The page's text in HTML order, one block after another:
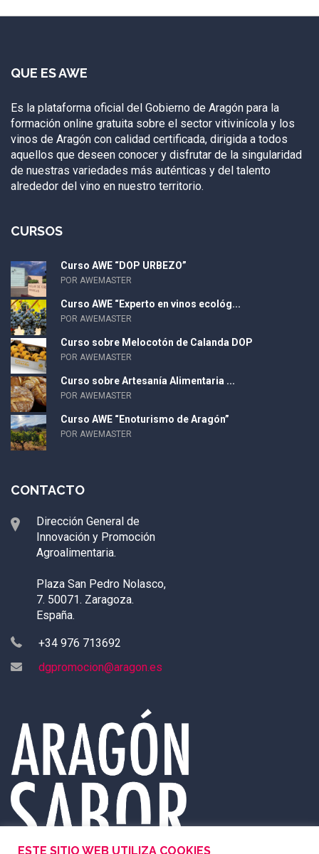
QUE ES AWE
Es la plataforma oficial del Gobierno de Aragón para la
formación online gratuita sobre el sector vitivinícola y los
vinos de Aragón con calidad certificada, dirigida a todos
aquellos que deseen conocer y disfrutar de la singularidad
de nuestras variedades más auténticas y del talento
alrededor del vino en nuestro territorio.
CURSOS
Curso AWE “DOP URBEZO”
POR AWEMASTER
Curso AWE “Experto en vinos ecológ...
POR AWEMASTER
Curso sobre Melocotón de Calanda DOP
POR AWEMASTER
Curso sobre Artesanía Alimentaria ...
POR AWEMASTER
Curso AWE “Enoturismo de Aragón”
POR AWEMASTER
CONTACTO
Dirección General de
Innovación y Promoción
Agroalimentaria.
Plaza San Pedro Nolasco,
7. 50071. Zaragoza.
España.
+34 976 713692
dgpromocion@aragon.es
ESTE SITIO WEB UTILIZA COOKIES